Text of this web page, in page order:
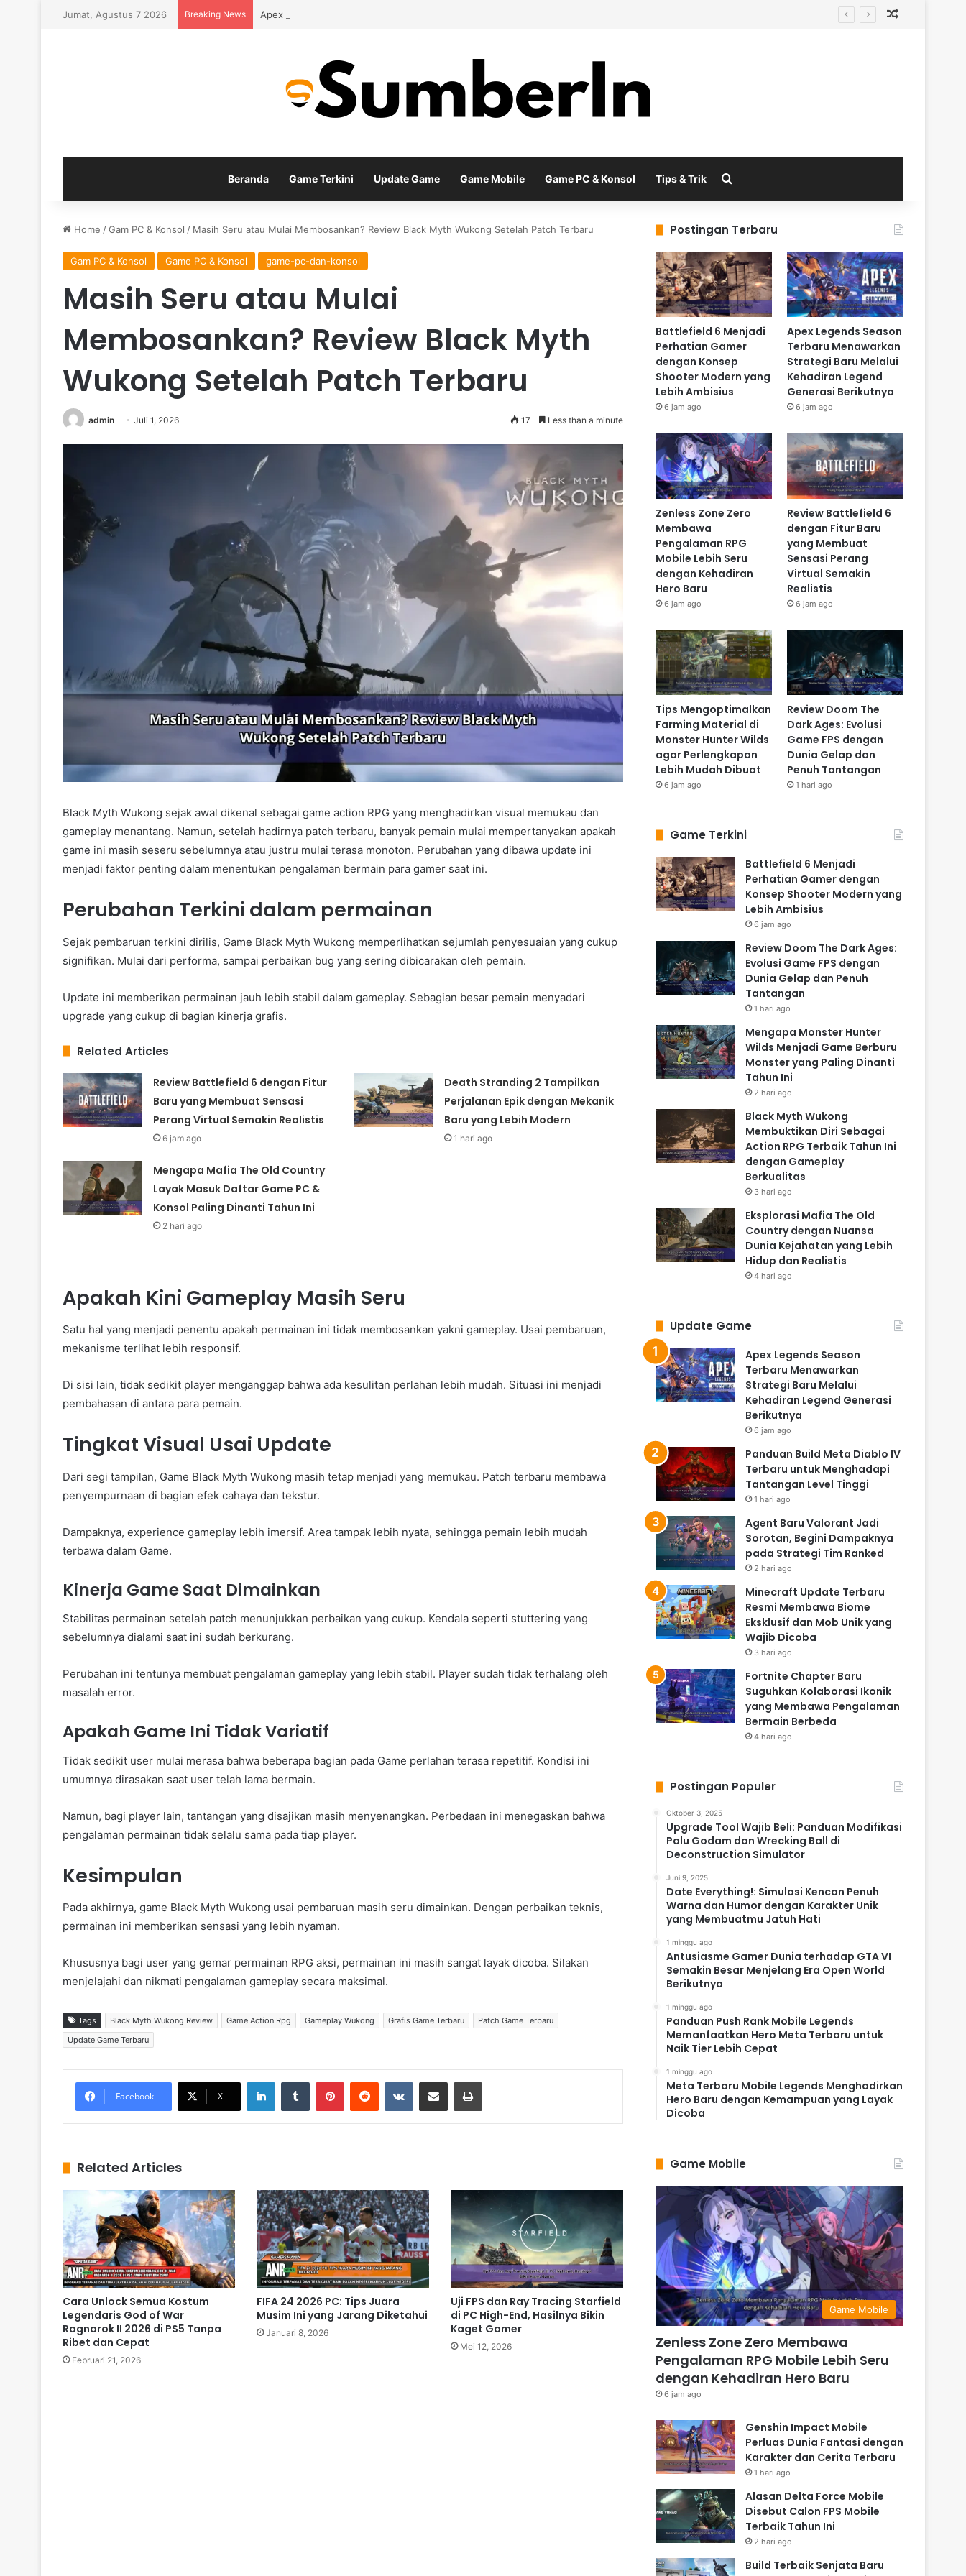
Jumat, Agustus 7 2026 Breaking News Apex Legends Season Terbaru Menawarkan Strategi Baru Melalui Kehadiran Legend Generasi Berikutnya
Beranda Game Terkini Update Game Game Mobile Game PC & Konsol Tips & Trik
Home /Gam PC & Konsol / Masih Seru atau Mulai Membosankan? Review Black Myth Wukong Setelah Patch Terbaru
Gam PC & Konsol Game PC & Konsol game-pc-dan-konsol
Masih Seru atau Mulai
Membosankan? Review Black Myth
Wukong Setelah Patch Terbaru
admin Juli 1, 2026 17 Less than a minute
Black Myth Wukong sejak awal dikenal sebagai game action RPG yang menghadirkan visual memukau dan
gameplay menantang. Namun, setelah hadirnya patch terbaru, banyak pemain mulai mempertanyakan apakah
game ini masih seseru sebelumnya atau justru mulai terasa monoton. Perubahan yang dibawa update ini
menjadi faktor penting dalam menentukan pengalaman bermain para gamer saat ini.
Perubahan Terkini dalam permainan
Sejak pembaruan terkini dirilis, Game Black Myth Wukong memperlihatkan sejumlah penyesuaian yang cukup
signifikan. Mulai dari performa, sampai perbaikan bug yang sering dibicarakan oleh pemain.
Update ini memberikan permainan jauh lebih stabil dalam gameplay. Sebagian besar pemain menyadari
upgrade yang cukup di bagian kinerja grafis.
Related Articles
Review Battlefield 6 dengan Fitur
Baru yang Membuat Sensasi
Perang Virtual Semakin Realistis
6 jam ago
Death Stranding 2 Tampilkan
Perjalanan Epik dengan Mekanik
Baru yang Lebih Modern
1 hari ago
Mengapa Mafia The Old Country
Layak Masuk Daftar Game PC &
Konsol Paling Dinanti Tahun Ini
2 hari ago
Apakah Kini Gameplay Masih Seru
Satu hal yang menjadi penentu apakah permainan ini tidak membosankan yakni gameplay. Usai pembaruan,
mekanisme terlihat lebih responsif.
Di sisi lain, tidak sedikit player menganggap bahwa ada kesulitan perlahan lebih mudah. Situasi ini menjadi
pembahasan di antara para pemain.
Tingkat Visual Usai Update
Dari segi tampilan, Game Black Myth Wukong masih tetap menjadi yang memukau. Patch terbaru membawa
penyempurnaan di bagian efek cahaya dan tekstur.
Dampaknya, experience gameplay lebih imersif. Area tampak lebih nyata, sehingga pemain lebih mudah
terbawa dalam Game.
Kinerja Game Saat Dimainkan
Stabilitas permainan setelah patch menunjukkan perbaikan yang cukup. Kendala seperti stuttering yang
sebelumnya dialami saat ini sudah berkurang.
Perubahan ini tentunya membuat pengalaman gameplay yang lebih stabil. Player sudah tidak terhalang oleh
masalah error.
Apakah Game Ini Tidak Variatif
Tidak sedikit user mulai merasa bahwa beberapa bagian pada Game perlahan terasa repetitif. Kondisi ini
umumnya dirasakan saat user telah lama bermain.
Namun, bagi player lain, tantangan yang disajikan masih menyenangkan. Perbedaan ini menegaskan bahwa
pengalaman permainan tidak selalu sama pada tiap player.
Kesimpulan
Pada akhirnya, game Black Myth Wukong usai pembaruan masih seru dimainkan. Dengan perbaikan teknis,
permainan ini memberikan sensasi yang lebih nyaman.
Khususnya bagi user yang gemar permainan RPG aksi, permainan ini masih sangat layak dicoba. Silakan
menjelajahi dan nikmati pengalaman gameplay secara maksimal.
Tags Black Myth Wukong Review Game Action Rpg Gameplay Wukong Grafis Game Terbaru
Patch Game Terbaru
Update Game Terbaru
Facebook X
Related Articles
Cara Unlock Semua Kostum
Legendaris God of War
Ragnarok II 2026 di PS5 Tanpa
Ribet dan Cepat
Februari 21, 2026
FIFA 24 2026 PC: Tips Juara
Musim Ini yang Jarang Diketahui
Januari 8, 2026
Uji FPS dan Ray Tracing Starfield
di PC High-End, Hasilnya Bikin
Kaget Gamer
Mei 12, 2026
Postingan Terbaru
Battlefield 6 Menjadi
Perhatian Gamer
dengan Konsep
Shooter Modern yang
Lebih Ambisius
6 jam ago
Apex Legends Season
Terbaru Menawarkan
Strategi Baru Melalui
Kehadiran Legend
Generasi Berikutnya
6 jam ago
Zenless Zone Zero
Membawa
Pengalaman RPG
Mobile Lebih Seru
dengan Kehadiran
Hero Baru
6 jam ago
Review Battlefield 6
dengan Fitur Baru
yang Membuat
Sensasi Perang
Virtual Semakin
Realistis
6 jam ago
Tips Mengoptimalkan
Farming Material di
Monster Hunter Wilds
agar Perlengkapan
Lebih Mudah Dibuat
6 jam ago
Review Doom The
Dark Ages: Evolusi
Game FPS dengan
Dunia Gelap dan
Penuh Tantangan
1 hari ago
Game Terkini
Battlefield 6 Menjadi
Perhatian Gamer dengan
Konsep Shooter Modern yang
Lebih Ambisius
6 jam ago
Review Doom The Dark Ages:
Evolusi Game FPS dengan
Dunia Gelap dan Penuh
Tantangan
1 hari ago
Mengapa Monster Hunter
Wilds Menjadi Game Berburu
Monster yang Paling Dinanti
Tahun Ini
2 hari ago
Black Myth Wukong
Membuktikan Diri Sebagai
Action RPG Terbaik Tahun Ini
dengan Gameplay
Berkualitas
3 hari ago
Eksplorasi Mafia The Old
Country dengan Nuansa
Dunia Kejahatan yang Lebih
Hidup dan Realistis
4 hari ago
Update Game
Apex Legends Season
Terbaru Menawarkan
Strategi Baru Melalui
Kehadiran Legend Generasi
Berikutnya
6 jam ago
Panduan Build Meta Diablo IV
Terbaru untuk Menghadapi
Tantangan Level Tinggi
1 hari ago
Agent Baru Valorant Jadi
Sorotan, Begini Dampaknya
pada Strategi Tim Ranked
2 hari ago
Minecraft Update Terbaru
Resmi Membawa Biome
Eksklusif dan Mob Unik yang
Wajib Dicoba
3 hari ago
Fortnite Chapter Baru
Suguhkan Kolaborasi Ikonik
yang Membawa Pengalaman
Bermain Berbeda
4 hari ago
Postingan Populer
Oktober 3, 2025
Upgrade Tool Wajib Beli: Panduan Modifikasi
Palu Godam dan Wrecking Ball di
Deconstruction Simulator
Juni 9, 2025
Date Everything!: Simulasi Kencan Penuh
Warna dan Humor dengan Karakter Unik
yang Membuatmu Jatuh Hati
1 minggu ago
Antusiasme Gamer Dunia terhadap GTA VI
Semakin Besar Menjelang Era Open World
Berikutnya
1 minggu ago
Panduan Push Rank Mobile Legends
Memanfaatkan Hero Meta Terbaru untuk
Naik Tier Lebih Cepat
1 minggu ago
Meta Terbaru Mobile Legends Menghadirkan
Hero Baru dengan Kemampuan yang Layak
Dicoba
Game Mobile
Game Mobile
Zenless Zone Zero Membawa
Pengalaman RPG Mobile Lebih Seru
dengan Kehadiran Hero Baru
6 jam ago
Genshin Impact Mobile
Perluas Dunia Fantasi dengan
Karakter dan Cerita Terbaru
1 hari ago
Alasan Delta Force Mobile
Disebut Calon FPS Mobile
Terbaik Tahun Ini
2 hari ago
Build Terbaik Senjata Baru